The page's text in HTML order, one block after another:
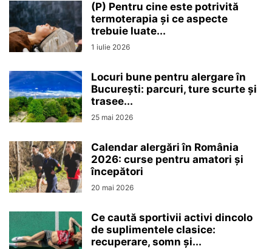
(P) Pentru cine este potrivită
termoterapia și ce aspecte
trebuie luate...
1 iulie 2026
Locuri bune pentru alergare în
București: parcuri, ture scurte și
trasee...
25 mai 2026
Calendar alergări în România
2026: curse pentru amatori și
începători
20 mai 2026
Ce caută sportivii activi dincolo
de suplimentele clasice:
recuperare, somn și...